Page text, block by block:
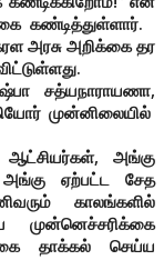
கண்டித்துள்ளார்.
அரசு அறிக்கை தர
சத்யநாராயணா,
முன்னிலையில்
அங்கு
ஏற்பட்ட சேத
காலங்களில்
முன்னெச்சரிக்கை
தாக்கல் செய்ய